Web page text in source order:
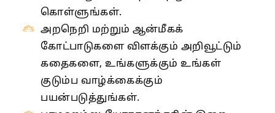
கொள்ளுங்கள்.
அறநெறி மற்றும் ஆன்மீகக்
கோட்பாடுகளை விளக்கும் அறிவூட்டும்
கதைகளை, உங்களுக்கும் உங்கள்
குடும்ப வாழ்க்கைக்கும்
பயன்படுத்துங்கள்.